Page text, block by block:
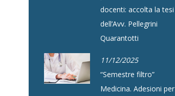
docenti: accolta la tesi
dell’Avv. Pellegrini
Quarantotti
11/12/2025
“Semestre filtro”
Medicina. Adesioni per